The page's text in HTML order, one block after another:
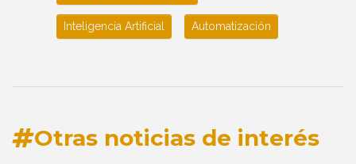
Inteligencia Artificial Automatización
Otras noticias de interés